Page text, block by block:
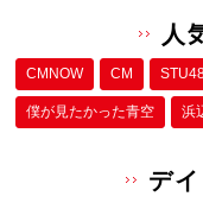
人
CMNOW CM
僕が⾒たかった⻘空 浜
デ